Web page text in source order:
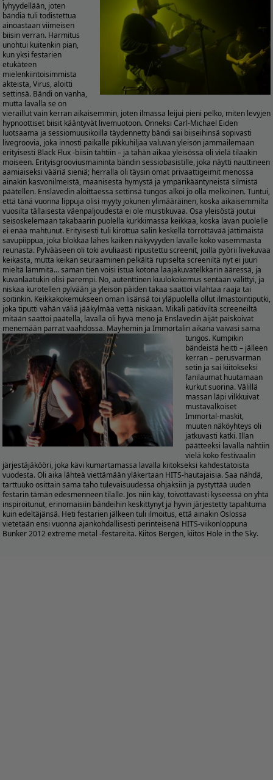
lyhyydellään, joten
bändiä tuli todistettua
ainoastaan viimeisen
biisin verran. Harmitus
unohtui kuitenkin pian,
kun yksi festarien
etukäteen
mielenkiintoisimmista
akteista, Virus, aloitti
settinsä. Bändi on vanha,
mutta lavalla se on
vieraillut vain kerran aikaisemmin, joten ilmassa leijui pieni pelko, miten levyjen
hypnoottiset biisit kääntyvät livemuotoon. Onneksi Carl-Michael Eiden
luotsaama ja sessiomuusikoilla täydennetty bändi sai biiseihinsä sopivasti
livegroovia, joka innosti paikalle pikkuhiljaa valuvan yleisön jammailemaan
erityisesti Black Flux -biisin tahtiin – ja tähän aikaa yleisössä oli vielä tilaakin
moiseen. Erityisgrooviusmaininta bändin sessiobasistille, joka näytti nauttineen
aamiaiseksi vääriä sieniä; herralla oli täysin omat privaattigeimit menossa
ainakin kasvonilmeistä, maanisesta hymystä ja ympärikääntyneistä silmistä
päätellen. Enslavedin aloittaessa settinsä tungos alkoi jo olla melkoinen. Tuntui,
että tänä vuonna lippuja olisi myyty jokunen ylimääräinen, koska aikaisemmilta
vuosilta tällaisesta väenpaljoudesta ei ole muistikuvaa. Osa yleisöstä joutui
seisoskelemaan takabaarin puolella kurkkimassa keikkaa, koska lavan puolelle
ei enää mahtunut. Erityisesti tuli kirottua salin keskellä törröttävää jättimäistä
savupiippua, joka blokkaa lähes kaiken näkyvyyden lavalle koko vasemmasta
reunasta. Pylvääseen oli toki avuliaasti ripustettu screenit, joilla pyörii livekuvaa
keikasta, mutta keikan seuraaminen pelkältä rupiselta screeniltä nyt ei juuri
mieltä lämmitä... saman tien voisi istua kotona laajakuvatelkkarin ääressä, ja
kuvanlaatukin olisi parempi. No, autenttinen kuulokokemus sentään välittyi, ja
niskaa kurotellen pylvään ja yleisön päiden takaa saattoi vilahtaa raaja tai
soitinkin. Keikkakokemukseen oman lisänsä toi yläpuolella ollut ilmastointiputki,
joka tiputti vähän väliä jääkylmää vettä niskaan. Mikäli pätkiviltä screeneiltä
mitään saattoi päätellä, lavalla oli hyvä meno ja Enslavedin äijät paiskoivat
menemään parrat vaahdossa. Mayhemin ja Immortalin aikana vaivasi sama
tungos. Kumpikin
bändeistä heitti – jälleen
kerran – perusvarman
setin ja sai kiitokseksi
fanilaumat huutamaan
kurkut suorina. Välillä
massan läpi vilkkuivat
mustavalkoiset
Immortal-maskit,
muuten näköyhteys oli
jatkuvasti katki. Illan
päätteeksi lavalla nähtiin
vielä koko festivaalin
järjestäjäkööri, joka kävi kumartamassa lavalla kiitokseksi kahdestatoista
vuodesta. Oli aika lähteä viettämään yläkertaan HITS-hautajaisia. Saa nähdä,
tarttuuko osittain sama taho tulevaisuudessa ohjaksiin ja pystyttää uuden
festarin tämän edesmenneen tilalle. Jos niin käy, toivottavasti kyseessä on yhtä
inspiroitunut, erinomaisiin bändeihin keskittynyt ja hyvin järjestetty tapahtuma
kuin edeltäjänsä. Heti festarien jälkeen tuli ilmoitus, että ainakin Oslossa
vietetään ensi vuonna ajankohdallisesti perinteisenä HITS-viikonloppuna
Bunker 2012 extreme metal -festareita. Kiitos Bergen, kiitos Hole in the Sky.